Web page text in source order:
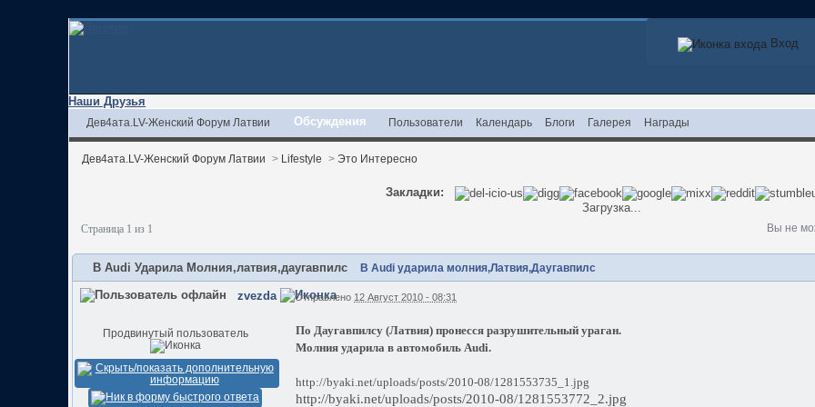
Вход
Наши Друзья
Дев4ата.LV-Женский Форум Латвии Обсуждения Пользователи Календарь Блоги Галерея Награды
Дев4ата.LV-Женский Форум Латвии > Lifestyle > Это Интересно
Закладки:
Загрузка...
Страница 1 из 1 Вы не
В Audi Ударила Молния,латвия,даугавпилс В Audi ударила молния,Латвия,Даугавпилс
zvezda
Продвинутый пользователь
Отправлено 12 Август 2010 - 08:31
По Даугавпилсу (Латвия) пронесся разрушительный ураган.
Молния ударила в автомобиль Audi.
http://byaki.net/uploads/posts/2010-08/1281553735_1.jpg
http://byaki.net/uploads/posts/2010-08/1281553772_2.jpg